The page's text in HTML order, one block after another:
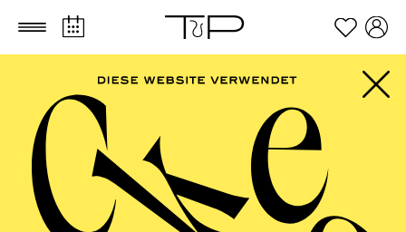
Zum Hauptinhalt springen Zum Footer springen
Tom Visser
VITA